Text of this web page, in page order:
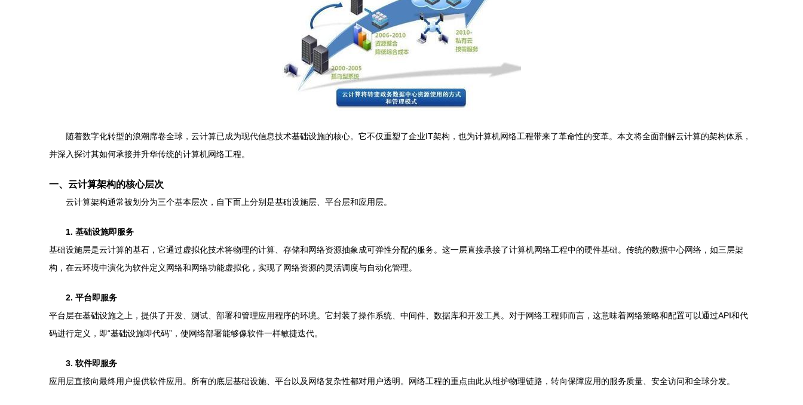
随着数字化转型的浪潮席卷全球，云计算已成为现代信息技术基础设施的核心。它不仅重塑了企业IT架构，也为计算机网络工程带来了革命性的变革。本文将全面剖解云计算的架构体系，
并深入探讨其如何承接并升华传统的计算机网络工程。
一、云计算架构的核心层次
云计算架构通常被划分为三个基本层次，自下而上分别是基础设施层、平台层和应用层。
1. 基础设施即服务
基础设施层是云计算的基石，它通过虚拟化技术将物理的计算、存储和网络资源抽象成可弹性分配的服务。这一层直接承接了计算机网络工程中的硬件基础。传统的数据中心网络，如三层架
构，在云环境中演化为软件定义网络和网络功能虚拟化，实现了网络资源的灵活调度与自动化管理。
2. 平台即服务
平台层在基础设施之上，提供了开发、测试、部署和管理应用程序的环境。它封装了操作系统、中间件、数据库和开发工具。对于网络工程师而言，这意味着网络策略和配置可以通过API和代
码进行定义，即“基础设施即代码”，使网络部署能够像软件一样敏捷迭代。
3. 软件即服务
应用层直接向最终用户提供软件应用。所有的底层基础设施、平台以及网络复杂性都对用户透明。网络工程的重点由此从维护物理链路，转向保障应用的服务质量、安全访问和全球分发。